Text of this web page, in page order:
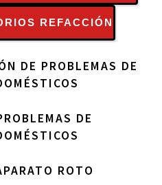
REFACCIÓN
DE PROBLEMAS DE
DE
ROTO